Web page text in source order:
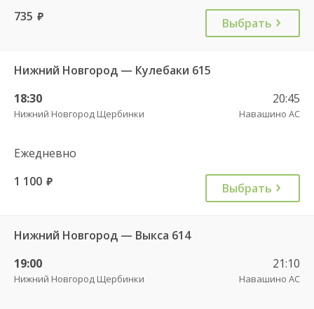
735 руб. Выбрать
Нижний Новгород — Кулебаки 615
18:30
Нижний Новгород Щербинки
20:45
Навашино АС
Ежедневно
1 100 руб. Выбрать
Нижний Новгород — Выкса 614
19:00
Нижний Новгород Щербинки
21:10
Навашино АС